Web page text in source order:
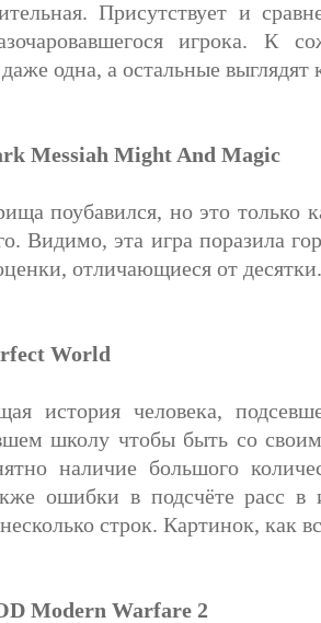
Присутствует и
игрока. К
одна, а остальные выглядят
Messiah Might And Magic
поубавился, но это только
Видимо, эта игра поразила
отличающиеся от десятки.
World
история человека,
школу чтобы быть со
наличие большого
ошибки в подсчёте расс в
строк. Картинок, как
Modern Warfare 2